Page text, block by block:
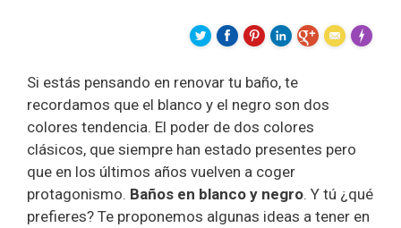
Si estás pensando en renovar tu baño, te
recordamos que el blanco y el negro son dos
colores tendencia. El poder de dos colores
clásicos, que siempre han estado presentes pero
que en los últimos años vuelven a coger
protagonismo. Baños en blanco y negro. Y tú ¿qué
prefieres? Te proponemos algunas ideas a tener en